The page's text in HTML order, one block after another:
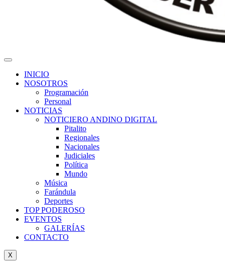
INICIO
NOSOTROS
Programación
Personal
NOTICIAS
NOTICIERO ANDINO DIGITAL
Pitalito
Regionales
Nacionales
Judiciales
Política
Mundo
Música
Farándula
Deportes
TOP PODEROSO
EVENTOS
GALERÍAS
CONTACTO
X